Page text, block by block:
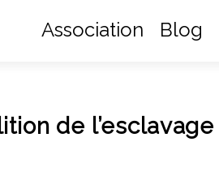
Association Blog
de